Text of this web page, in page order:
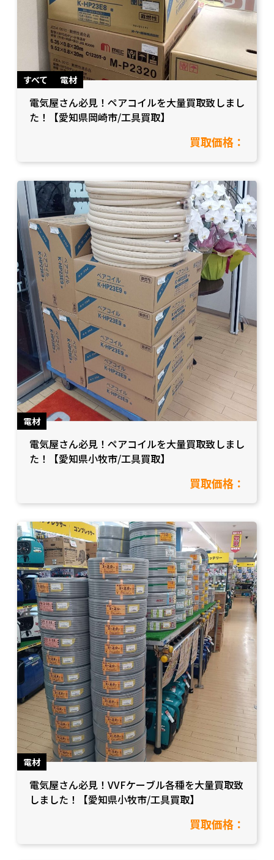
すべて 電材
電気屋さん必見！ペアコイルを大量買取致しまし
た！【愛知県岡崎市/工具買取】
買取価格：
電材
電気屋さん必見！ペアコイルを大量買取致しまし
た！【愛知県小牧市/工具買取】
買取価格：
電材
電気屋さん必見！VVFケーブル各種を大量買取致
しました！【愛知県小牧市/工具買取】
買取価格：